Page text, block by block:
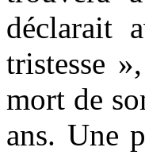
déclarait
tristesse
mort de
ans. Une